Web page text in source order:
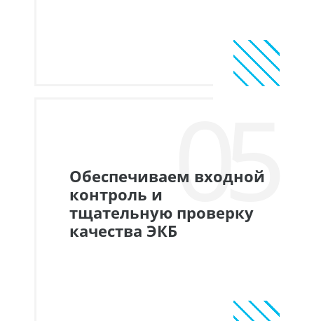
05
Обеспечиваем входной
контроль и
тщательную проверку
качества ЭКБ